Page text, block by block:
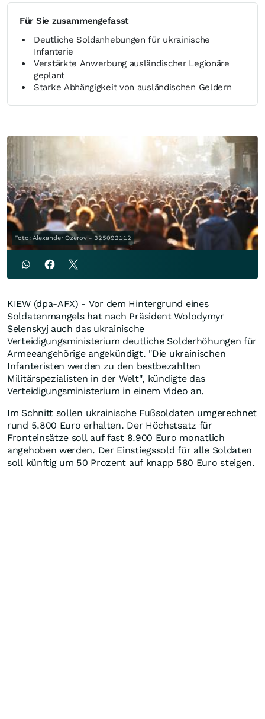
Für Sie zusammengefasst
Deutliche Soldanhebungen für ukrainische
Infanterie
Verstärkte Anwerbung ausländischer Legionäre
geplant
Starke Abhängigkeit von ausländischen Geldern
Foto: Alexander Ozerov - 325092112
KIEW (dpa-AFX) - Vor dem Hintergrund eines
Soldatenmangels hat nach Präsident Wolodymyr
Selenskyj auch das ukrainische
Verteidigungsministerium deutliche Solderhöhungen für
Armeeangehörige angekündigt. "Die ukrainischen
Infanteristen werden zu den bestbezahlten
Militärspezialisten in der Welt", kündigte das
Verteidigungsministerium in einem Video an.
Im Schnitt sollen ukrainische Fußsoldaten umgerechnet
rund 5.800 Euro erhalten. Der Höchstsatz für
Fronteinsätze soll auf fast 8.900 Euro monatlich
angehoben werden. Der Einstiegssold für alle Soldaten
soll künftig um 50 Prozent auf knapp 580 Euro steigen.